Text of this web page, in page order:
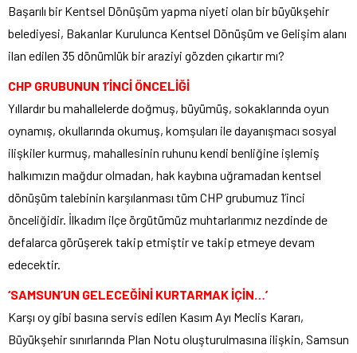
Başarılı bir Kentsel Dönüşüm yapma niyeti olan bir büyükşehir
belediyesi, Bakanlar Kurulunca Kentsel Dönüşüm ve Gelişim alanı
ilan edilen 35 dönümlük bir araziyi gözden çıkartır mı?
CHP GRUBUNUN 1’İNCİ ÖNCELİĞİ
Yıllardır bu mahallelerde doğmuş, büyümüş, sokaklarında oyun
oynamış, okullarında okumuş, komşuları ile dayanışmacı sosyal
ilişkiler kurmuş, mahallesinin ruhunu kendi benliğine işlemiş
halkımızın mağdur olmadan, hak kaybına uğramadan kentsel
dönüşüm talebinin karşılanması tüm CHP grubumuz 1’inci
önceliğidir. İlkadım ilçe örgütümüz muhtarlarımız nezdinde de
defalarca görüşerek takip etmiştir ve takip etmeye devam
edecektir.
‘SAMSUN’UN GELECEĞİNİ KURTARMAK İÇİN…’
Karşı oy gibi basına servis edilen Kasım Ayı Meclis Kararı,
Büyükşehir sınırlarında Plan Notu oluşturulmasına ilişkin, Samsun